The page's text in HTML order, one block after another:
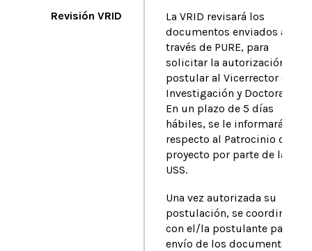
Revisión VRID
La VRID revisará los
documentos enviados a
través de PURE, para
solicitar la autorización de
postular al Vicerrector de
Investigación y Doctorados.
En un plazo de 5 días
hábiles, se le informará
respecto al Patrocinio del
proyecto por parte de la
USS.
Una vez autorizada su
postulación, se coordinará
con el/la postulante para el
envío de los documentos a